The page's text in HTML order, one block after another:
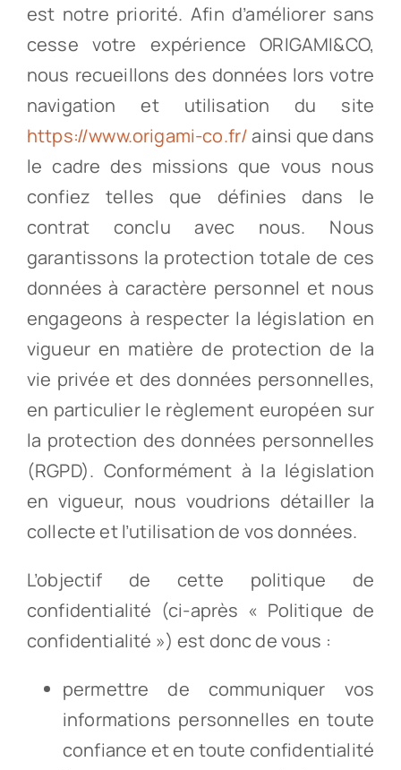
Recrutement
Actualités
Contact
est notre priorité. Afin d’améliorer sans
cesse votre expérience ORIGAMI&CO,
nous recueillons des données lors votre
navigation et utilisation du site
https://www.origami-co.fr/ainsi que dans
le cadre des missions que vous nous
confiez telles que définies dans le
contrat conclu avec nous. Nous
garantissons la protection totale de ces
données à caractère personnel et nous
engageons à respecter la législation en
vigueur en matière de protection de la
vie privée et des données personnelles,
en particulier le règlement européen sur
la protection des données personnelles
(RGPD). Conformément à la législation
en vigueur, nous voudrions détailler la
collecte et l’utilisation de vos données.
L’objectif de cette politique de
confidentialité (ci-après « Politique de
confidentialité ») est donc de vous :
permettre de communiquer vos
informations personnelles en toute
confiance et en toute confidentialité